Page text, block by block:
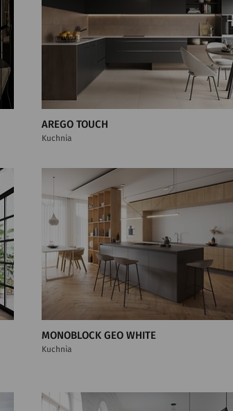
AREGO TOUCH
Kuchnia
MONOBLOCK GEO WHITE
Kuchnia